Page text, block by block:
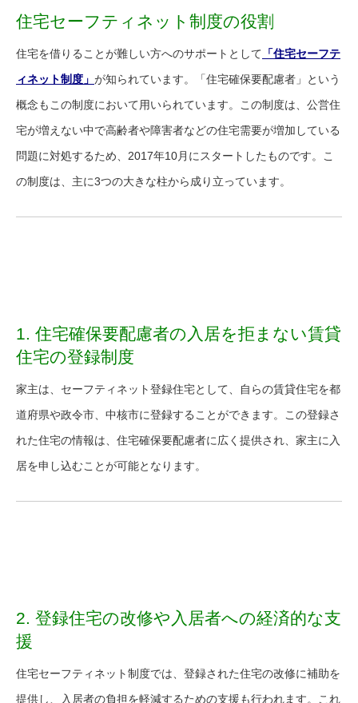
住宅セーフティネット制度の役割
住宅を借りることが難しい方へのサポートとして 「住宅セーフテ
ィネット制度」 が知られています。「住宅確保要配慮者」という
概念もこの制度において用いられています。この制度は、公営住
宅が増えない中で高齢者や障害者などの住宅需要が増加している
問題に対処するため、2017年10月にスタートしたものです。こ
の制度は、主に3つの大きな柱から成り立っています。
1. 住宅確保要配慮者の入居を拒まない賃貸
住宅の登録制度
家主は、セーフティネット登録住宅として、自らの賃貸住宅を都
道府県や政令市、中核市に登録することができます。この登録さ
れた住宅の情報は、住宅確保要配慮者に広く提供され、家主に入
居を申し込むことが可能となります。
2. 登録住宅の改修や入居者への経済的な支
援
住宅セーフティネット制度では、登録された住宅の改修に補助を
提供し、入居者の負担を軽減するための支援も行われます。これ